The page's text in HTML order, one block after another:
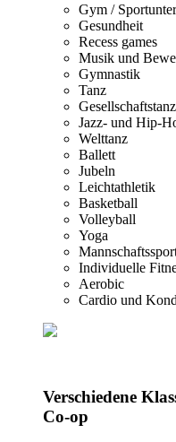
Gym /
Gesundheit
Recess games
Musik und
Gymnastik
Tanz
Gesellschaftstanz
Jazz- und Hip-
Welttanz
Ballett
Jubeln
Leichtathletik
Basketball
Volleyball
Yoga
Individuelle
Aerobic
Cardio und
Verschiedene
Co-op